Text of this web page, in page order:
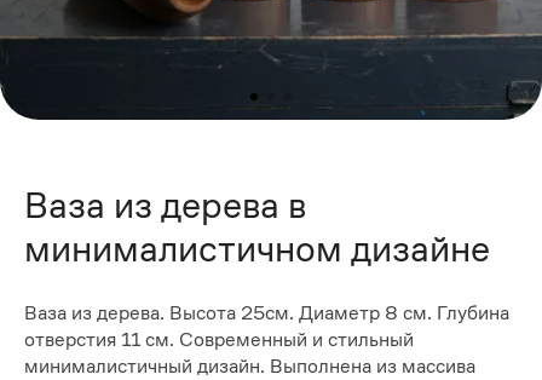
Ваза из дерева в
минималистичном дизайне
Ваза из дерева. Высота 25см. Диаметр 8 см. Глубина
отверстия 11 см. Современный и стильный
минималистичный дизайн. Выполнена из массива